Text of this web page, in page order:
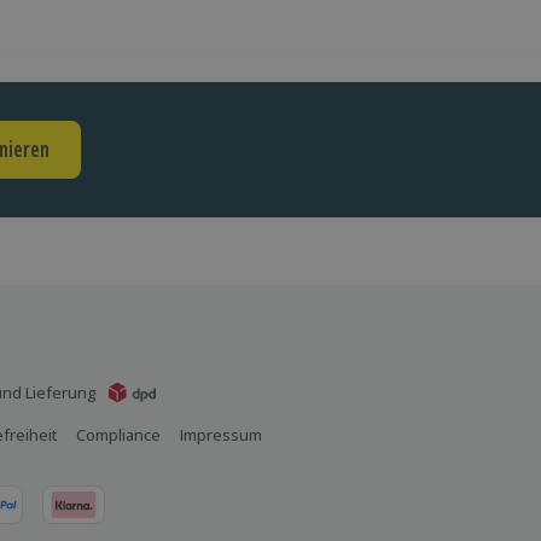
Lieferung
Compliance Impressum